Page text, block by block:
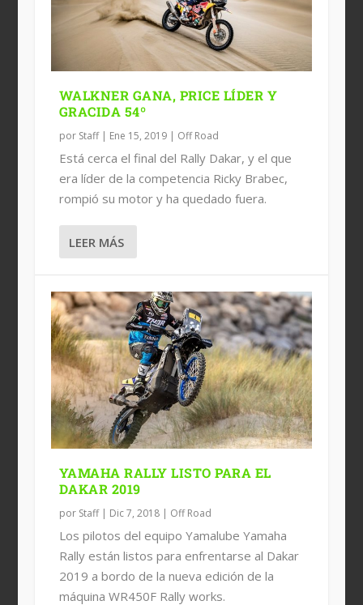
YAMAHA RALLY LISTO PARA EL
DAKAR 2019
RALLY COAST TO COAST 2017
WALKNER GANA, PRICE LÍDER Y
GRACIDA 54º
por Staff| Ene 15, 2019| Off Road
Está cerca el final del Rally Dakar, y el que
era líder de la competencia Ricky Brabec,
rompió su motor y ha quedado fuera.
LEER MÁS
YAMAHA RALLY LISTO PARA EL
DAKAR 2019
por Staff| Dic 7, 2018| Off Road
Los pilotos del equipo Yamalube Yamaha
Rally están listos para enfrentarse al Dakar
2019 a bordo de la nueva edición de la
máquina WR450F Rally works.